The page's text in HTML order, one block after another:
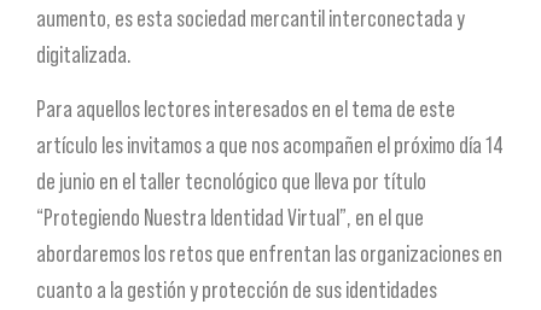
aumento, es esta sociedad mercantil interconectada y
digitalizada.
Para aquellos lectores interesados en el tema de este
artículo les invitamos a que nos acompañen el próximo día 14
de junio en el taller tecnológico que lleva por título
“Protegiendo Nuestra Identidad Virtual”, en el que
abordaremos los retos que enfrentan las organizaciones en
cuanto a la gestión y protección de sus identidades